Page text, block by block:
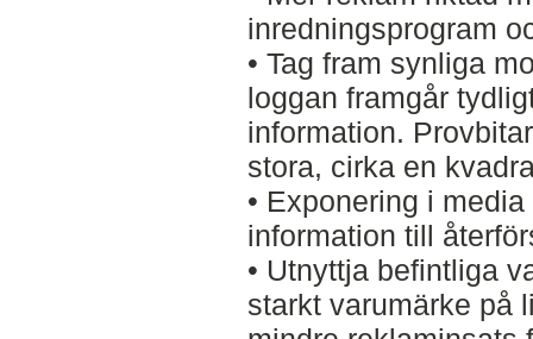
inredningsprogram
• Tag fram synliga
loggan framgår
information.
stora, cirka en
• Exponering i
information till
• Utnyttja befintliga
starkt varumärke på